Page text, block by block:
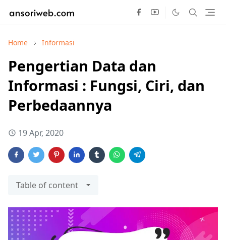
Home Informasi
Pengertian Data dan
Informasi : Fungsi, Ciri, dan
Perbedaannya
19 Apr, 2020
Table of content